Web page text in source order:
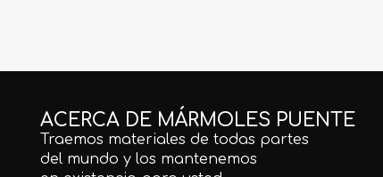
ACERCA DE MÁRMOLES PUENTE
Traemos materiales de todas partes
del mundo y los mantenemos